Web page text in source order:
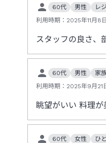
60代 男性
レ
利用時期： 2025年11月8日
スタッフの良さ、
60代 男性
家
利用時期： 2025年9月21
眺望がいい 料理
60代 女性
ひ